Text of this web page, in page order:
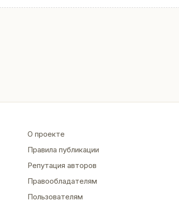
О проекте
Правила публикации
Репутация авторов
Правообладателям
Пользователям